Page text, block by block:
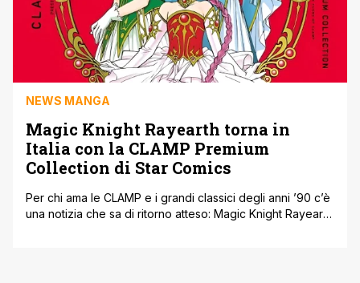
NEWS MANGA
Magic Knight Rayearth torna in
Italia con la CLAMP Premium
Collection di Star Comics
Per chi ama le CLAMP e i grandi classici degli anni ’90 c’è
una notizia che sa di ritorno atteso: Magic Knight Rayearth